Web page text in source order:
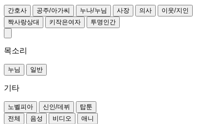
간호사 공주/아가씨 누나/누님 사장 의사
이웃/지인
짝사랑상대
키작은여자 투명인간
목소리
누님 일반
기타
노벨피아 신인/데뷔
탑툰
전체
음성 비디오 애니